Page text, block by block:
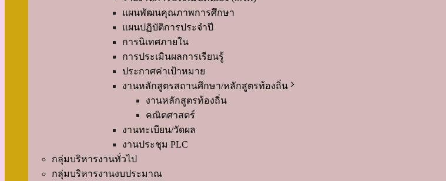
แผนพัฒนคุณภาพการศึกษา
แผนปฏิบัติการประจำปี
การนิเทศภายใน
การประเมินผลการเรียนรู้
ประกาศค่าเป้าหมาย
งานหลักสูตรสถานศึกษา/หลักสูตรท้องถิ่น
งานหลักสูตรท้องถิ่น
คณิตศาสตร์
งานทะเบียน/วัดผล
งานประชุม PLC
กลุ่มบริหารงานทั่วไป
กลุ่มบริหารงานงบประมาณ